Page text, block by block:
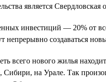
является Свердловская
инвестиций — 20% от
создаваться
нового жилья
Сибири, на Урале. Так